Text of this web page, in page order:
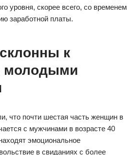
уровня, скорее всего, со временем
заработной платы.
к
молодыми
что почти шестая часть женщин в
с мужчинами в возрасте 40
эмоциональное
в свиданиях с более